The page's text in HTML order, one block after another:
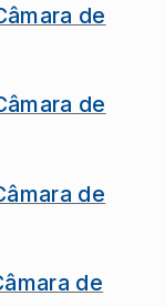
de
de
de
de